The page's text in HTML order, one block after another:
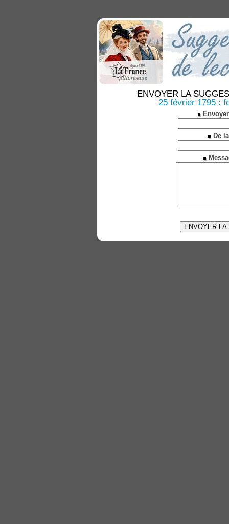
ENVOYER LA
25 février 1795 :
De